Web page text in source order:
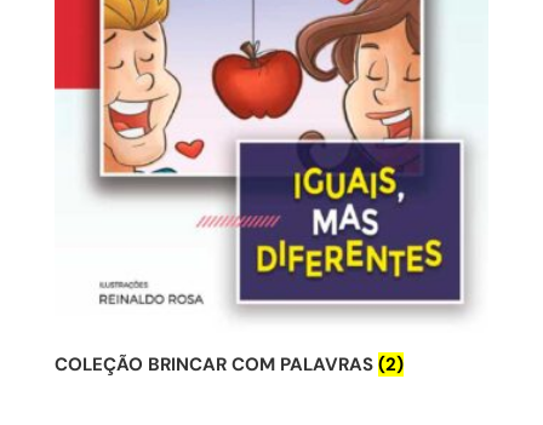
COLEÇÃO BRINCAR COM PALAVRAS (2)